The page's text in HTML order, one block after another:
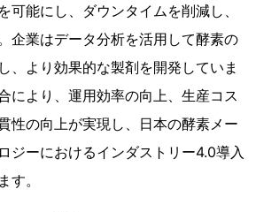
可能にし、ダウンタイムを削減し、
企業はデータ分析を活用して酵素の
、より効果的な製剤を開発していま
により、運用効率の向上、生産コス
性の向上が実現し、日本の酵素メー
ジーにおけるインダストリー4.0導入
す。